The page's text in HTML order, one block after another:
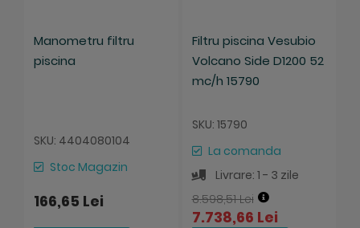
Manometru filtru
piscina
SKU: 4404080104
Stoc Magazin
166,65 Lei
Filtru piscina Vesubio
Volcano Side D1200 52
mc/h 15790
SKU: 15790
La comanda
Livrare: 1 - 3 zile
8.598,51 Lei
7.738,66 Lei